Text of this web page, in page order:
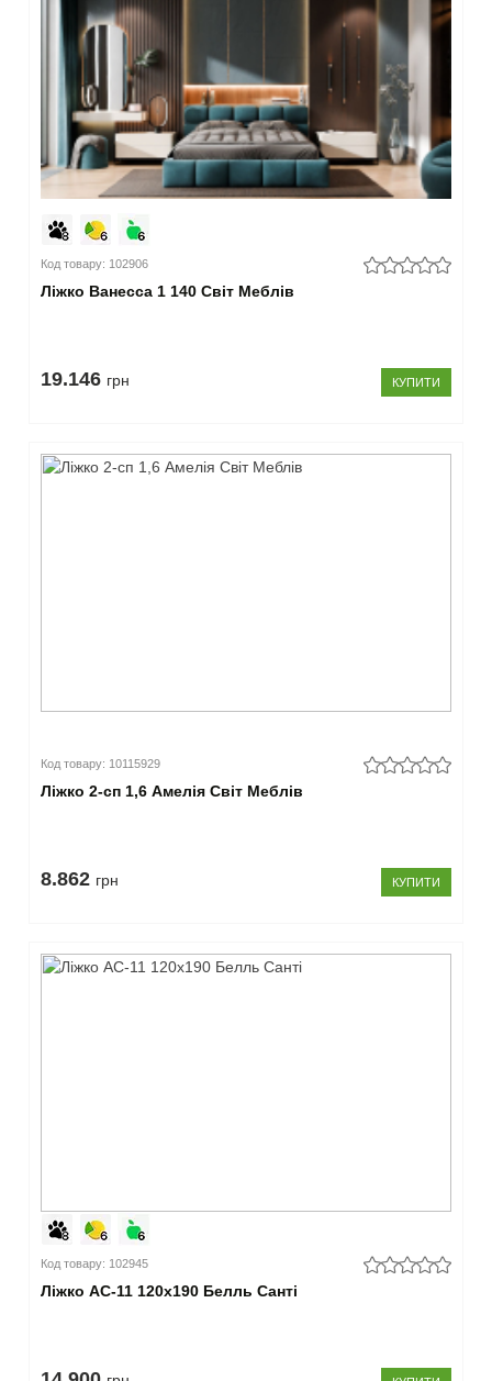
Код товару: 102906
Ліжко Ванесса 1 140 Світ Меблів
19.146 грн КУПИТИ
Код товару: 10115929
Ліжко 2-сп 1,6 Амелія Світ Меблів
8.862 грн КУПИТИ
Код товару: 102945
Ліжко АС-11 120x190 Белль Санті